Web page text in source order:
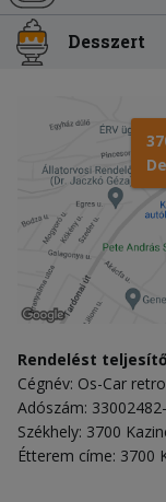
Desszert
Rendelést
Cégnév: Os-Car
Adószám:
Székhely: 3700
Étterem címe: 3700